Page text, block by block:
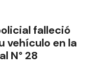
falleció
vehículo en la
N° 28